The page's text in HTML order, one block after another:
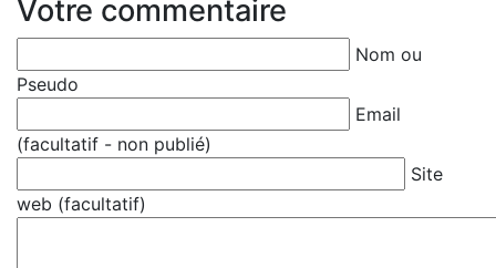
Votre commentaire
Nom ou
Pseudo
Email
(facultatif - non publié)
Site
web (facultatif)